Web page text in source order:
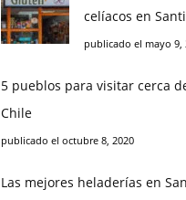
celíacos en
publicado el mayo 9,
5 pueblos para visitar cerca
Chile
publicado el octubre 8, 2020
Las mejores heladerías en